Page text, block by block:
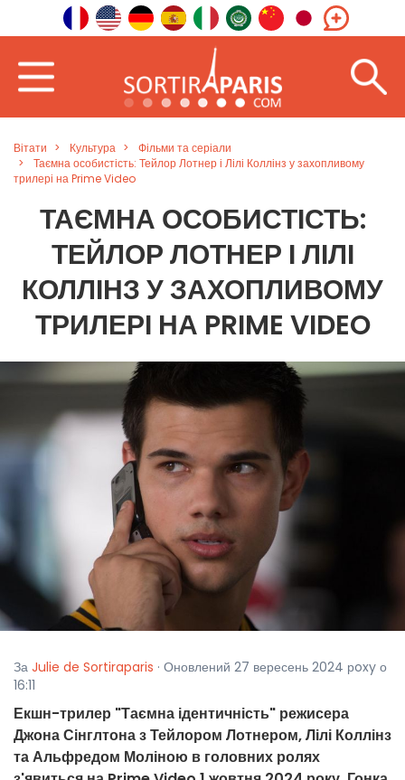
Вітати Культура
Фільми та серіали
Таємна особистість: Тейлор Лотнер і Лілі Коллінз у захопливому
трилері на Prime Video
ТАЄМНА ОСОБИСТІСТЬ:
ТЕЙЛОР ЛОТНЕР І ЛІЛІ
КОЛЛІНЗ У ЗАХОПЛИВОМУ
ТРИЛЕРІ НА PRIME VIDEO
За Julie de Sortiraparis · Оновлений 27 вересень 2024 рoxy о
16:11
Екшн-трилер "Таємна ідентичність" режисера
Джона Сінглтона з Тейлором Лотнером, Лілі Коллінз
та Альфредом Моліною в головних ролях